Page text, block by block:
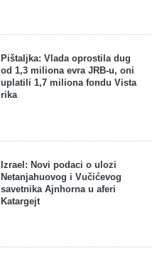
Pištaljka: Vlada oprostila dug
od 1,3 miliona evra JRB-u, oni
uplatili 1,7 miliona fondu Vista
rika
Izrael: Novi podaci o ulozi
Netanjahuovog i Vučićevog
savetnika Ajnhorna u aferi
Katargejt